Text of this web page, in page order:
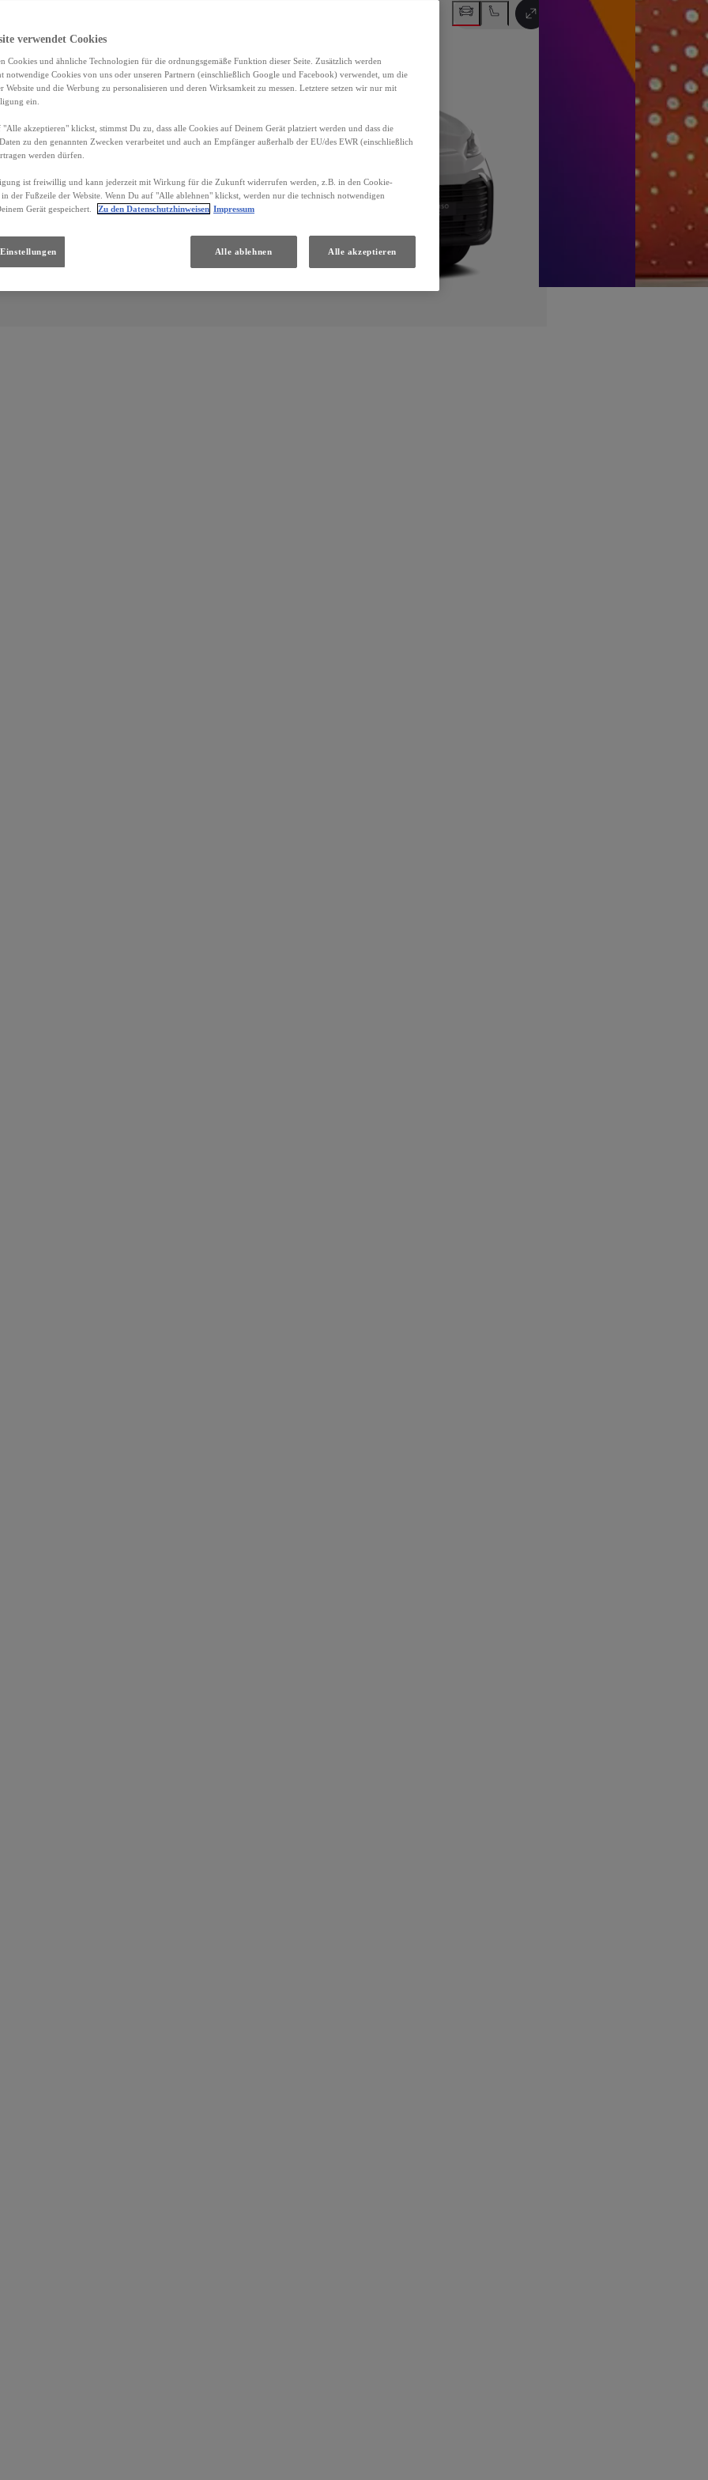
Auf Vollbild umschalten
verwendet Cookies
Cookies und ähnliche Technologien für die ordnungsgemäße Funktion dieser Seite. Zusätzlich werden
notwendige Cookies von uns oder unseren Partnern (einschließlich Google und Facebook) verwendet, um die
Website und die Werbung zu personalisieren und deren Wirksamkeit zu messen. Letztere setzen wir nur mit
ein.
akzeptieren" klickst, stimmst Du zu, dass alle Cookies auf Deinem Gerät platziert werden und dass die
zu den genannten Zwecken verarbeitet und auch an Empfänger außerhalb der EU/des EWR (einschließlich
werden dürfen.
ist freiwillig und kann jederzeit mit Wirkung für die Zukunft widerrufen werden, z.B. in den Cookie-
der Fußzeile der Website. Wenn Du auf "Alle ablehnen" klickst, werden nur die technisch notwendigen
Gerät gespeichert.
Zu den Datenschutzhinweisen Impressum
Alle ablehnen Alle akzeptieren